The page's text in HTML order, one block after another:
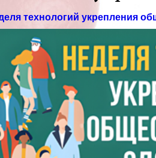
технологий укрепления